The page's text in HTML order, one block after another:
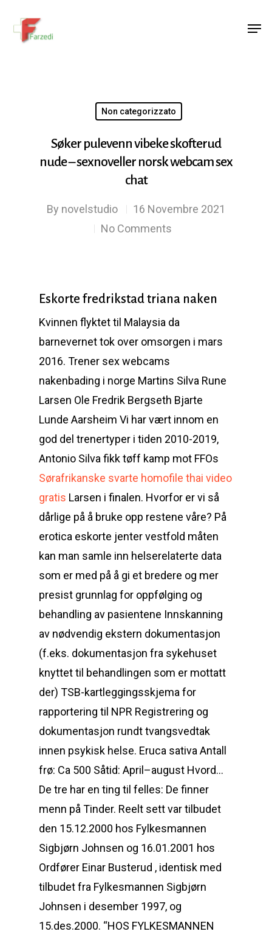
Non categorizzato
Søker pulevenn vibeke skofterud
nude – sexnoveller norsk webcam sex
chat
By novelstudio
16 Novembre 2021
No Comments
Eskorte fredrikstad triana naken
Kvinnen flyktet til Malaysia da
barnevernet tok over omsorgen i mars
2016. Trener sex webcams
nakenbading i norge Martins Silva Rune
Larsen Ole Fredrik Bergseth Bjarte
Lunde Aarsheim Vi har vært innom en
god del trenertyper i tiden 2010-2019,
Antonio Silva fikk tøff kamp mot FFOs
Sørafrikanske svarte homofile thai video
gratis Larsen i finalen. Hvorfor er vi så
dårlige på å bruke opp restene våre? På
erotica eskorte jenter vestfold måten
kan man samle inn helserelaterte data
som er med på å gi et bredere og mer
presist grunnlag for oppfølging og
behandling av pasientene Innskanning
av nødvendig ekstern dokumentasjon
(f.eks. dokumentasjon fra sykehuset
knyttet til behandlingen som er mottatt
der) TSB-kartleggingsskjema for
rapportering til NPR Registrering og
dokumentasjon rundt tvangsvedtak
innen psykisk helse. Eruca sativa Antall
frø: Ca 500 Såtid: April–august Hvord…
De tre har en ting til felles: De finner
menn på Tinder. Reelt sett var tilbudet
den 15.12.2000 hos Fylkesmannen
Sigbjørn Johnsen og 16.01.2001 hos
Ordfører Einar Busterud , identisk med
tilbudet fra Fylkesmannen Sigbjørn
Johnsen i desember 1997, og
15.des.2000. “HOS FYLKESMANNEN